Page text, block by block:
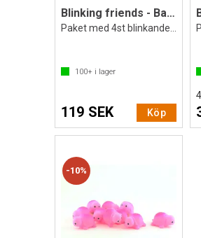
Blinking friends - Badleksak som blinkar
100+ i lager
119 SEK Köp
10%